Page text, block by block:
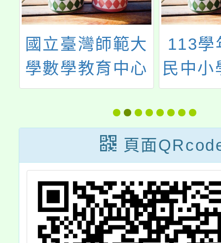
國立臺灣師範大
學數學教育中心
辦理「體驗式數
學學習：教師研
習暨校園申請說
明會」
113學
民中
閩東
學計
頁面